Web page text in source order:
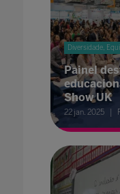
Diversidade,
Painel
Show UK
22 jan. 2025